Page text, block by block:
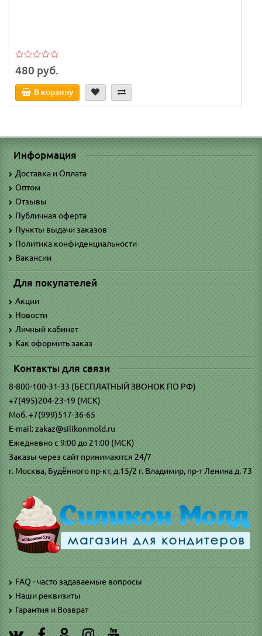
480 руб.
В корзину
Информация
Доставка и Оплата
Оптом
Отзывы
Публичная оферта
Пункты выдачи заказов
Политика конфиденциальности
Вакансии
Для покупателей
Акции
Новости
Личный кабинет
Как оформить заказ
Контакты для связи
8-800-100-31-33 (БЕСПЛАТНЫЙ ЗВОНОК ПО РФ)
+7(495)204-23-19 (МСК)
Моб. +7(999)517-36-65
E-mail: zakaz@silikonmold.ru
Ежедневно с 9:00 до 21:00 (МСК)
Заказы через сайт принимаются 24/7
г. Москва, Будённого пр-кт, д.15/2 г. Владимир, пр-т Ленина д. 73
FAQ - часто задаваемые вопросы
Наши реквизиты
Гарантия и Возврат